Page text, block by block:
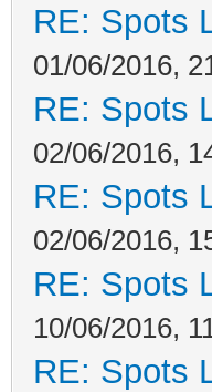
RE: Spots
01/06/2016,
RE: Spots
02/06/2016,
RE: Spots
02/06/2016,
RE: Spots
10/06/2016,
RE: Spots